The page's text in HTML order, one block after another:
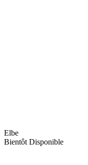
Elbe
Bientôt Disponible